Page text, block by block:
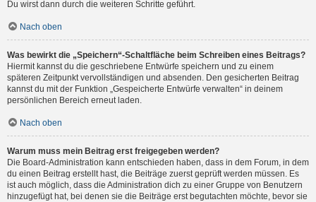
Du wirst dann durch die weiteren Schritte geführt.
Nach oben
Was bewirkt die „Speichern“-Schaltfläche beim Schreiben eines Beitrags?
Hiermit kannst du die geschriebene Entwürfe speichern und zu einem
späteren Zeitpunkt vervollständigen und absenden. Den gesicherten Beitrag
kannst du mit der Funktion „Gespeicherte Entwürfe verwalten“ in deinem
persönlichen Bereich erneut laden.
Nach oben
Warum muss mein Beitrag erst freigegeben werden?
Die Board-Administration kann entschieden haben, dass in dem Forum, in dem
du einen Beitrag erstellt hast, die Beiträge zuerst geprüft werden müssen. Es
ist auch möglich, dass die Administration dich zu einer Gruppe von Benutzern
hinzugefügt hat, bei denen sie die Beiträge erst begutachten möchte, bevor sie